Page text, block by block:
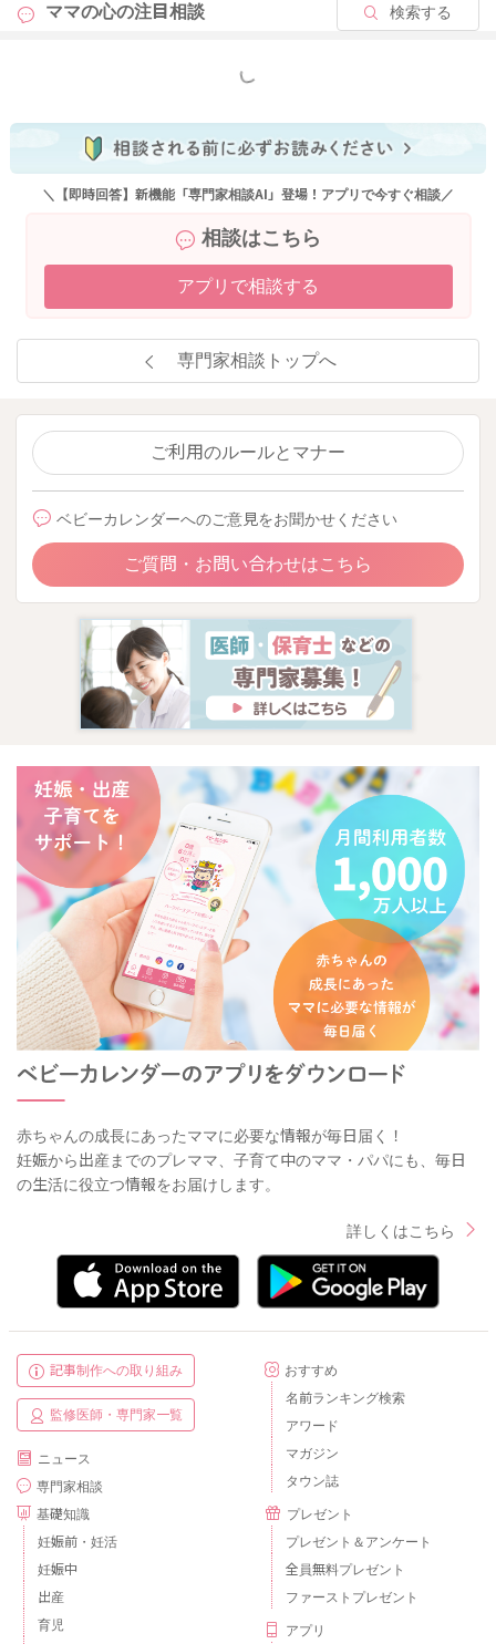
ママの心の注目相談 検索する
もっと見る
＼【即時回答】新機能「専門家相談AI」登場！アプリで今すぐ相談／
相談はこちら
アプリで相談する
専門家相談トップへ
ご利用のルールとマナー
ベビーカレンダーへのご意見をお聞かせください
ご質問・お問い合わせはこちら
赤ちゃんの成長にあったママに必要な情報が毎日届く！
妊娠から出産までのプレママ、子育て中のママ・パパにも、毎日
の生活に役立つ情報をお届けします。
詳しくはこちら
記事制作への取り組み
監修医師・専門家一覧
ニュース
専門家相談
基礎知識
妊娠前・妊活
妊娠中
出産
育児
おすすめ
名前ランキング検索
アワード
マガジン
タウン誌
プレゼント
プレゼント＆アンケート
全員無料プレゼント
ファーストプレゼント
アプリ